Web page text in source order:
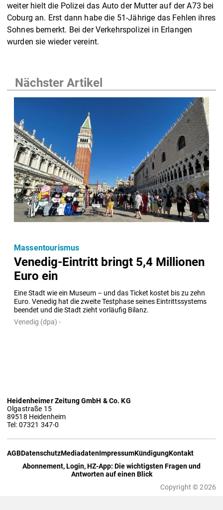
weiter hielt die Polizei das Auto der Mutter auf der A73 bei
Coburg an. Erst dann habe die 51-Jährige das Fehlen ihres
Sohnes bemerkt. Bei der Verkehrspolizei in Erlangen
wurden sie wieder vereint.
Nächster Artikel
Venedig-Eintritt bringt 5,4 Millionen
Euro ein
Eine Stadt wie ein Museum – und das Ticket kostet bis zu zehn
Euro. Venedig hat die zweite Testphase seines Eintrittssystems
beendet und die Stadt zieht vorläufig Bilanz.
Massentourismus
Venedig (dpa) -
Heidenheimer Zeitung GmbH & Co. KG
Olgastraße 15
89518 Heidenheim
Tel: 07321 347-0
AGBDatenschutzMediadatenImpressumKündigungKontakt
Abonnement, Login, HZ-App: Die wichtigsten Fragen und
Antworten auf einen Blick
Copyright © 2026